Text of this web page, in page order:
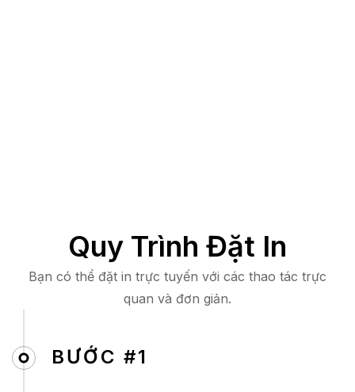
Quy Trình Đặt In
Bạn có thể đặt in trực tuyến với các thao tác trực
quan và đơn giản.
BƯỚC #1